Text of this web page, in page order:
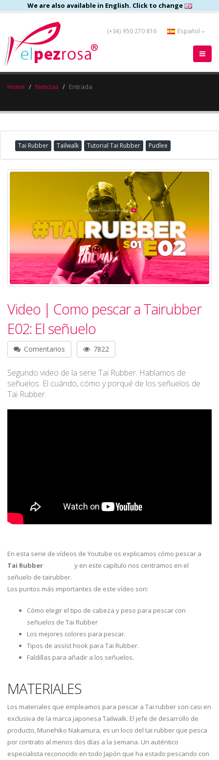
We are also available in English. Click to change
(+34) 950 270 816 Español
Home Noticias Entrada
Tai Rubber Tailwalk Tutorial Tai Rubber Pudlee
Video | Como pescar a Tairubber
E02: El señuelo
Comentarios 7822
Segundo video de la serie Tai Rubber. Hablamos de
señuelos. El cuándo, cómo y porqué de los señuelos de
Tai Rubber.
En esta serie de vídeos de Youtube os explicamos cómo pescar a
Tai Rubber
y en este capítulo nos centramos en el
señuelo de tairubber.
Los puntos más importantes de este vídeo son:
Cómo elegir el tipo de cabeza y peso para pescar con
señuelos de Tai Rubber
Los mejores colores para pescar.
Tipos de assíst hook para Tai Rubber.
Faldillas para añadir a los señuelos.
MATERIALES
Los materiales que empleamos para pescar a Tai rubber son casi en
exclusiva de la marca japonesa Tailwalk. El jefe de desarrollo de
producto, Munehiko Nakamura, es un loco del tai rubber que pesca
por contrato al menos dos días a la semana. Un auténtico
especialista reconocido en todo Japón que ha estado pescando con